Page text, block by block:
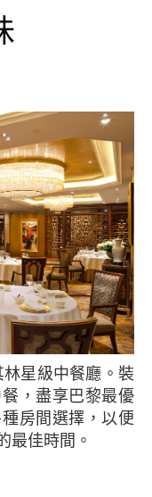
，盡享巴黎最優
房間選擇，以便
最佳時間。